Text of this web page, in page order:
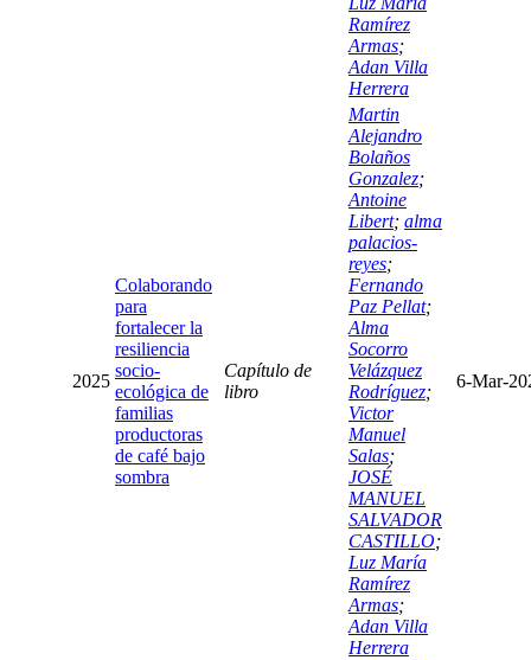
Ramírez
Armas;
Adan Villa
Herrera
2025
Colaborando
para
fortalecer la
resiliencia
socio-
ecológica de
familias
productoras
de café bajo
sombra
Capítulo de
libro
Martin
Alejandro
Bolaños
Gonzalez;
Antoine
Libert; alma
palacios-
reyes;
Fernando
Paz Pellat;
Alma
Socorro
Velázquez
Rodríguez;
Victor
Manuel
Salas;
JOSÉ
MANUEL
SALVADOR
CASTILLO;
Luz María
Ramírez
Armas;
Adan Villa
Herrera
6-Mar-